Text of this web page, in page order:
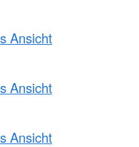
Ansicht
Ansicht
Ansicht